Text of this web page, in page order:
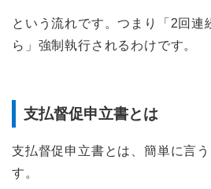
という流れです。つまり「2回連
ら」強制執行されるわけです。
支払督促申立書とは
支払督促申立書とは、簡単に言
す。